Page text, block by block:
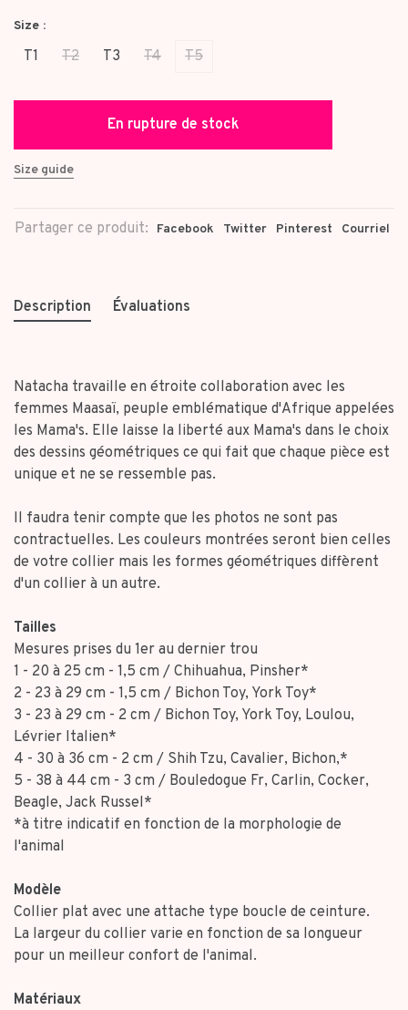
Size :
T1 T2 T3 T4 T5
En rupture de stock
Size guide
Partager ce produit: Facebook Twitter Pinterest Courriel
Description Évaluations
Natacha travaille en étroite collaboration avec les
femmes Maasaï, peuple emblématique d'Afrique appelées
les Mama's. Elle laisse la liberté aux Mama's dans le choix
des dessins géométriques ce qui fait que chaque pièce est
unique et ne se ressemble pas.
Il faudra tenir compte que les photos ne sont pas
contractuelles. Les couleurs montrées seront bien celles
de votre collier mais les formes géométriques diffèrent
d'un collier à un autre.
Tailles
Mesures prises du 1er au dernier trou
1 - 20 à 25 cm - 1,5 cm / Chihuahua, Pinsher*
2 - 23 à 29 cm - 1,5 cm / Bichon Toy, York Toy*
3 - 23 à 29 cm - 2 cm / Bichon Toy, York Toy, Loulou,
Lévrier Italien*
4 - 30 à 36 cm - 2 cm / Shih Tzu, Cavalier, Bichon,*
5 - 38 à 44 cm - 3 cm / Bouledogue Fr, Carlin, Cocker,
Beagle, Jack Russel*
*à titre indicatif en fonction de la morphologie de
l'animal
Modèle
Collier plat avec une attache type boucle de ceinture.
La largeur du collier varie en fonction de sa longueur
pour un meilleur confort de l'animal.
Matériaux